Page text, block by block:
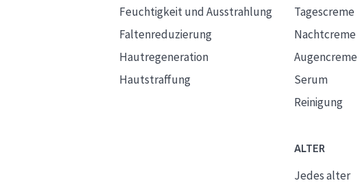
Feuchtigkeit und Ausstrahlung
Faltenreduzierung
Hautregeneration
Hautstraffung
Tagescreme
Nachtcreme
Augencreme
Serum
Reinigung
ALTER
Jedes alter